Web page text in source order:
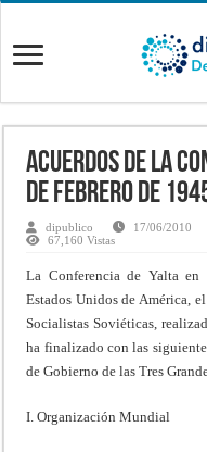
Acuerdos de la
de febrero de
dipublico 17/06/2010
67,160 Vistas
La Conferencia de Yalta
Estados Unidos de América,
Socialistas Soviéticas,
ha finalizado con las
de Gobierno de las Tres
I. Organización Mundial